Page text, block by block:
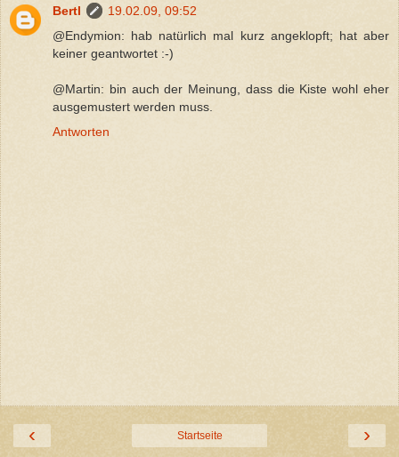
Bertl
19.02.09, 09:52
@Endymion: hab natürlich mal kurz angeklopft; hat aber
keiner geantwortet :-)
@Martin: bin auch der Meinung, dass die Kiste wohl eher
ausgemustert werden muss.
Antworten
‹ ›
Startseite